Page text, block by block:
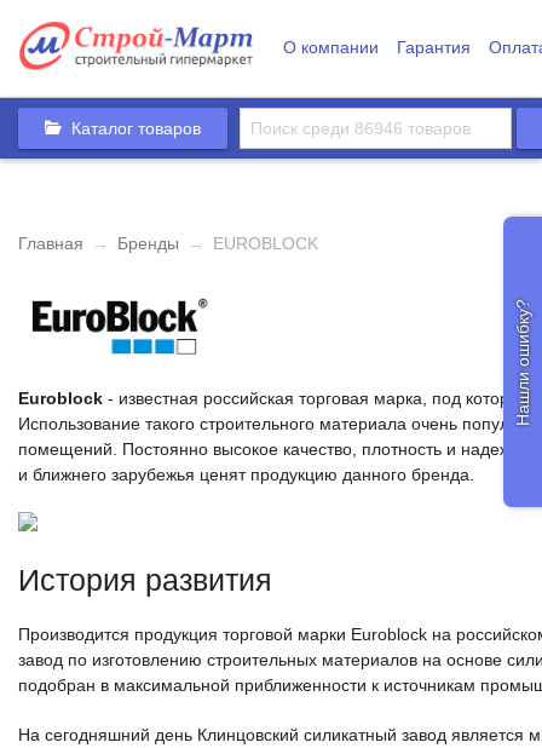
О компании Гарантия
Каталог товаров
Главная → Бренды → EUROBLOCK
Euroblock - известная российская торговая марка, под
Использование такого строительного материала очень
помещений. Постоянно высокое качество, плотность и
и ближнего зарубежья ценят продукцию данного бренда.
История развития
Производится продукция торговой марки Euroblock на
завод по изготовлению строительных материалов на основе
подобран в максимальной приближенности к источникам
На сегодняшний день Клинцовский силикатный завод
Нашли ошибку?